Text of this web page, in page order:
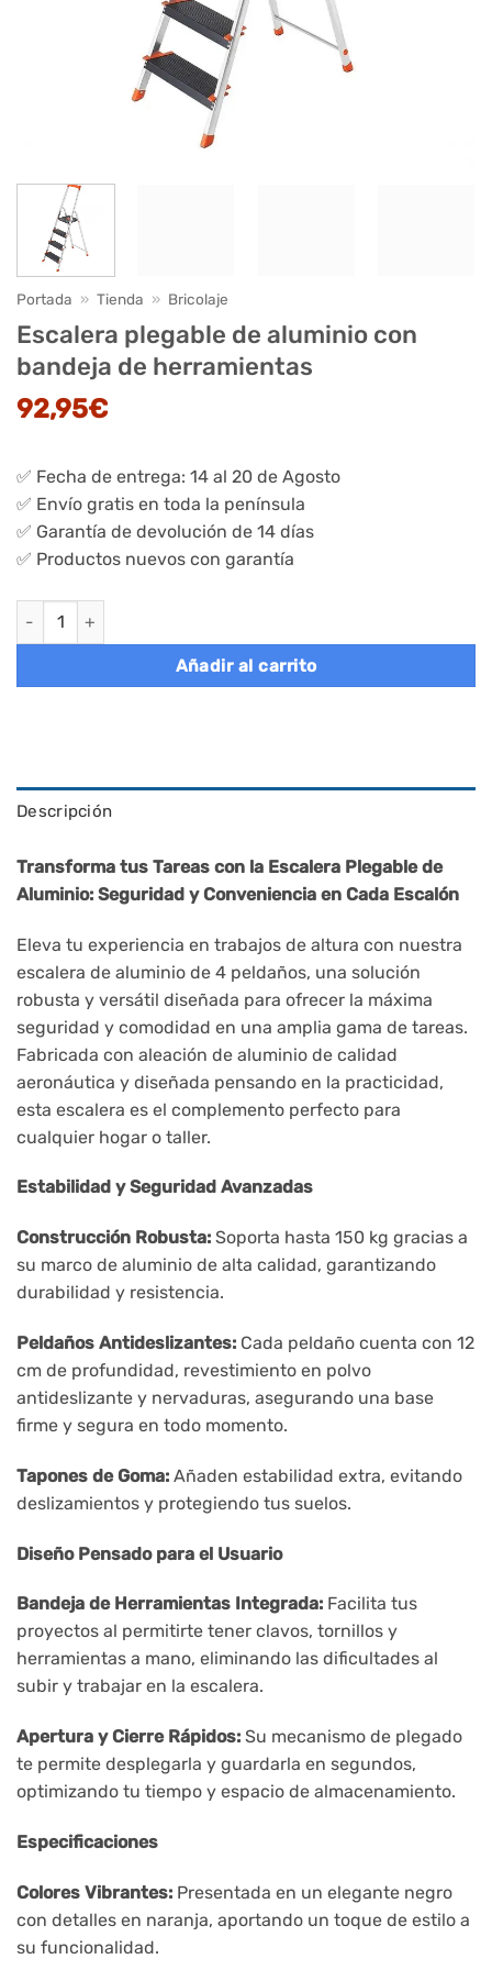
Portada » Tienda » Bricolaje
Escalera plegable de aluminio con
bandeja de herramientas
92,95€
✅ Fecha de entrega: 14 al 20 de Agosto
✅ Envío gratis en toda la península
✅ Garantía de devolución de 14 días
✅ Productos nuevos con garantía
Escalera plegable de aluminio con bandeja de herramientas
Añadir al carrito
Descripción
Transforma tus Tareas con la Escalera Plegable de
Aluminio: Seguridad y Conveniencia en Cada Escalón
Eleva tu experiencia en trabajos de altura con nuestra
escalera de aluminio de 4 peldaños, una solución
robusta y versátil diseñada para ofrecer la máxima
seguridad y comodidad en una amplia gama de tareas.
Fabricada con aleación de aluminio de calidad
aeronáutica y diseñada pensando en la practicidad,
esta escalera es el complemento perfecto para
cualquier hogar o taller.
Estabilidad y Seguridad Avanzadas
Construcción Robusta: Soporta hasta 150 kg gracias a
su marco de aluminio de alta calidad, garantizando
durabilidad y resistencia.
Peldaños Antideslizantes: Cada peldaño cuenta con 12
cm de profundidad, revestimiento en polvo
antideslizante y nervaduras, asegurando una base
firme y segura en todo momento.
Tapones de Goma: Añaden estabilidad extra, evitando
deslizamientos y protegiendo tus suelos.
Diseño Pensado para el Usuario
Bandeja de Herramientas Integrada: Facilita tus
proyectos al permitirte tener clavos, tornillos y
herramientas a mano, eliminando las dificultades al
subir y trabajar en la escalera.
Apertura y Cierre Rápidos: Su mecanismo de plegado
te permite desplegarla y guardarla en segundos,
optimizando tu tiempo y espacio de almacenamiento.
Especificaciones
Colores Vibrantes: Presentada en un elegante negro
con detalles en naranja, aportando un toque de estilo a
su funcionalidad.